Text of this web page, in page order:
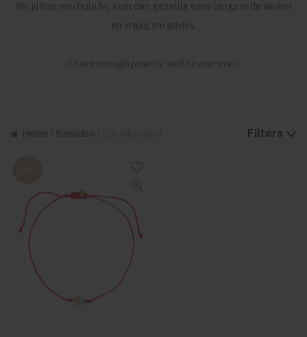
Wil jij hier nou hulp bij, kom dan gezellig eens langs in de winkel
en vraag om advies.
- I have enough jewelry, said no one ever! -
Home Sieraden Filters